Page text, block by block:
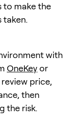
to make the
taken.
with
OneKeyor
review price,
then
the risk.